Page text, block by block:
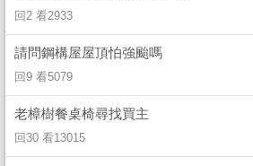
回2 看2933
請問鋼構屋屋頂怕強颱嗎
回9 看5079
老樟樹餐桌椅尋找買主
回30 看13015